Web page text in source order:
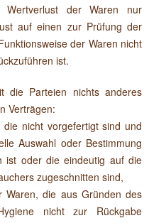
der Waren nur
auf einen zur Prüfung der
der Waren nicht
ist.
die Parteien nichts anderes
Verträgen:
nicht vorgefertigt sind und
Auswahl oder Bestimmung
ist oder die eindeutig auf die
zugeschnitten sind,
Waren, die aus Gründen des
nicht zur Rückgabe